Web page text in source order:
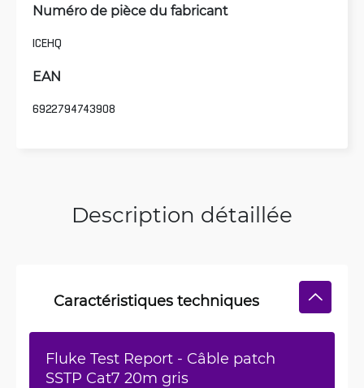
Numéro de pièce du fabricant
ICEHQ
EAN
6922794743908
Description détaillée
Caractéristiques techniques
Fluke Test Report - Câble patch
SSTP Cat7 20m gris